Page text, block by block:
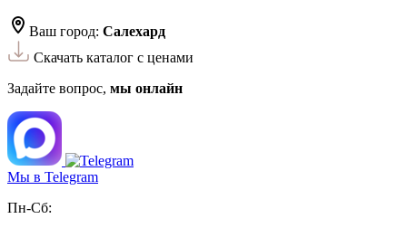
Ваш город: Салехард
Скачать каталог с ценами
Задайте вопрос, мы онлайн
Мы в Telegram
Пн-Сб: